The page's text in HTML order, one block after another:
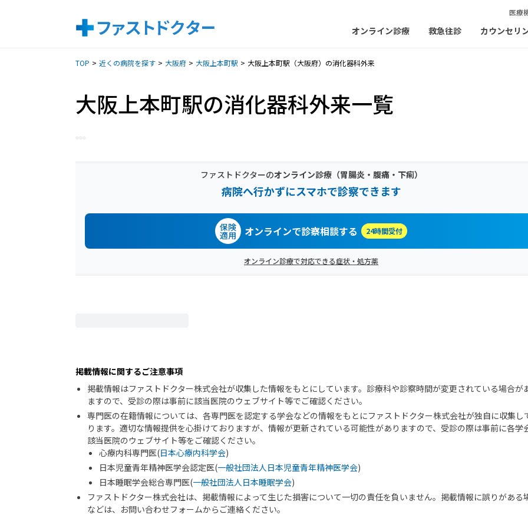
医療
オンライン診療 救急往診 カウンセリ
TOP 近くの病院を探す 大阪府 大阪上本町駅 大阪上本町駅（大阪府）の消化器科外来
大阪上本町駅の消化器科外来一覧
ファストドクターのオンライン診療（胃腸炎・腹痛・下痢）
病院へ行かずにスマホで診察できます
保険
適用 オンラインで診察相談する 24時間受付
オンライン診療で対応できる症状・処方薬
掲載情報に関するご注意事項
掲載情報はファストドクター株式会社が収集した情報をもとにしています。診療科や診察時間が変更されている場合が
ますので、受診の際は事前に該当医院のウェブサイト等でご確認ください。
専門医の在籍情報については、各専門医を認定する学会などの情報をもとにファストドクター株式会社が独自に収集し
ります。適切な情報提供を心掛けておりますが、情報が更新されている可能性がありますので、受診の際は事前に各学
該当医院のウェブサイト等をご確認ください。
心療内科専門医(日本心療内科学会)
日本児童青年精神医学会認定医(一般社団法人日本児童青年精神医学会)
日本睡眠学会総合専門医(一般社団法人日本睡眠学会)
ファストドクター株式会社は、掲載情報によって生じた損害について一切の責任を負いません。掲載情報に誤りがある
などは、お問い合わせフォームからご連絡ください。